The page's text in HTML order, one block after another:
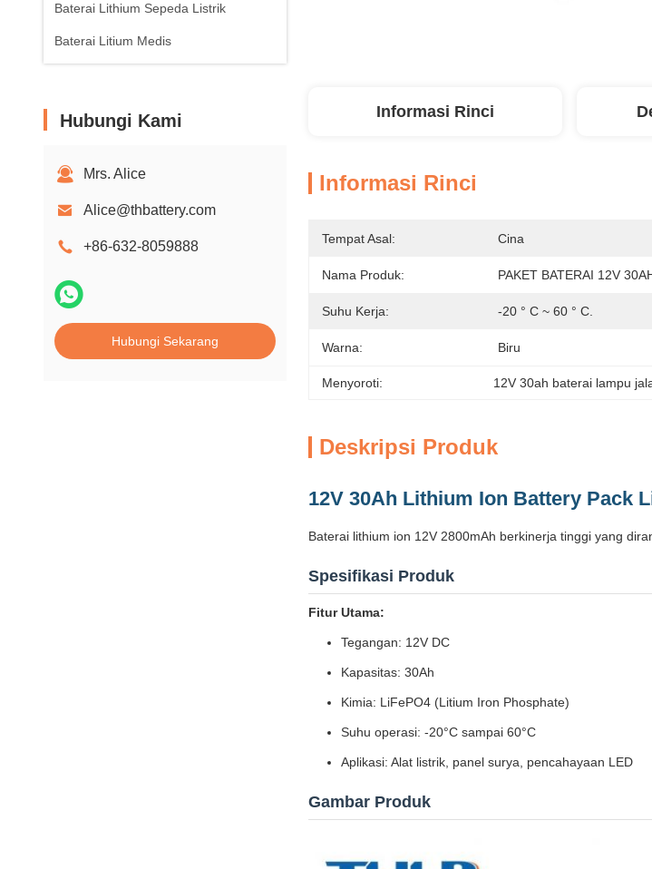
Baterai Lithium Sepeda Listrik
Baterai Litium Medis
Hubungi Kami
Mrs. Alice
Alice@thbattery.com
+86-632-8059888
Hubungi Sekarang
Informasi Rinci
Informasi Rinci
Tempat Asal: Cina
Nama Produk: PAKET BATERAI 12V
Suhu Kerja: -20 ° C ~ 60 ° C.
Warna: Biru
Menyoroti: 12V 30ah baterai lampu
Deskripsi Produk
12V 30Ah Lithium Ion Battery Pack
Baterai lithium ion 12V 2800mAh berkinerja tinggi yang
Spesifikasi Produk
Fitur Utama:
Tegangan: 12V DC
Kapasitas: 30Ah
Kimia: LiFePO4 (Litium Iron Phosphate)
Suhu operasi: -20°C sampai 60°C
Aplikasi: Alat listrik, panel surya, pencahayaan LED
Gambar Produk